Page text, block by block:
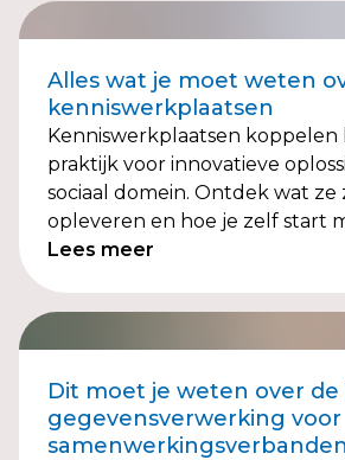
Alles wat je moet weten
kenniswerkplaatsen
Kenniswerkplaatsen koppelen
praktijk voor innovatieve
sociaal domein. Ontdek wat ze
opleveren en hoe je zelf start
Lees meer
Dit moet je weten over de
gegevensverwerking voor
samenwerkingsverbanden